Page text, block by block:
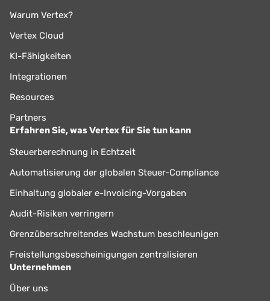
Warum Vertex?
Vertex Cloud
KI-Fähigkeiten
Integrationen
Resources
Partners
Erfahren Sie, was Vertex für Sie tun kann
Steuerberechnung in Echtzeit
Automatisierung der globalen Steuer-Compliance
Einhaltung globaler e-Invoicing-Vorgaben
Audit-Risiken verringern
Grenzüberschreitendes Wachstum beschleunigen
Freistellungsbescheinigungen zentralisieren
Unternehmen
Über uns